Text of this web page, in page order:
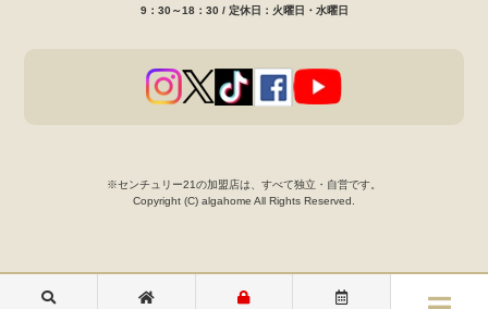
9：30～18：30 / 定休日：火曜日・水曜日
※センチュリー21の加盟店は、すべて独立・自営です。
Copyright (C) algahome All Rights Reserved.